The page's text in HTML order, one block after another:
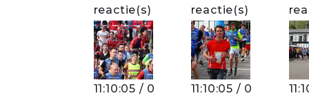
reactie(s)
reactie(s)
11:10:05 / 0
11:10:05 / 0